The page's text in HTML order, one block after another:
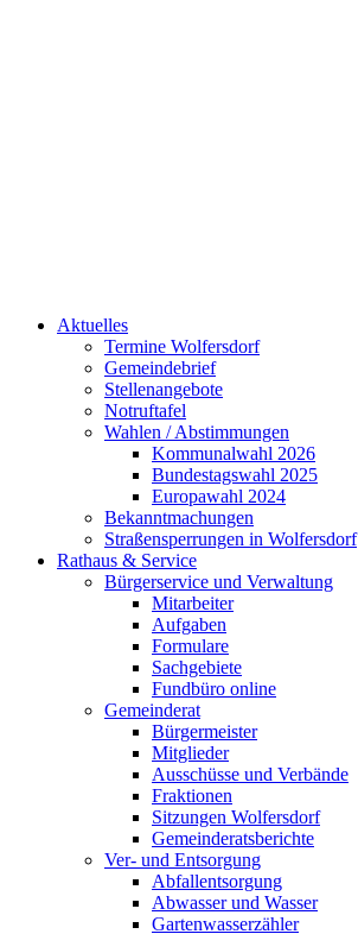
Aktuelles
Termine Wolfersdorf
Gemeindebrief
Stellenangebote
Notruftafel
Wahlen / Abstimmungen
Kommunalwahl 2026
Bundestagswahl 2025
Europawahl 2024
Bekanntmachungen
Straßensperrungen in Wolfersdorf
Rathaus & Service
Bürgerservice und Verwaltung
Mitarbeiter
Aufgaben
Formulare
Sachgebiete
Fundbüro online
Gemeinderat
Bürgermeister
Mitglieder
Ausschüsse und Verbände
Fraktionen
Sitzungen Wolfersdorf
Gemeinderatsberichte
Ver- und Entsorgung
Abfallentsorgung
Abwasser und Wasser
Gartenwasserzähler